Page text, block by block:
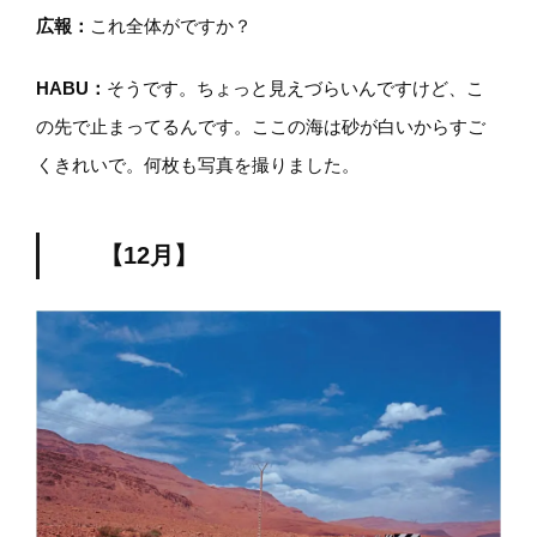
広報： これ全体がですか？
HABU ： そうです。ちょっと見えづらいんですけど、こ
の先で止まってるんです。ここの海は砂が白いからすご
くきれいで。何枚も写真を撮りました。
【12月】